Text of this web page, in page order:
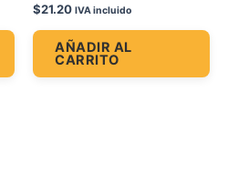
$21.20 IVA incluido
AÑADIR AL
CARRITO